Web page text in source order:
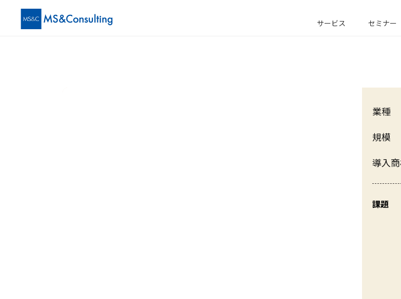
サービス セミナー
業種
規模
導入
課題